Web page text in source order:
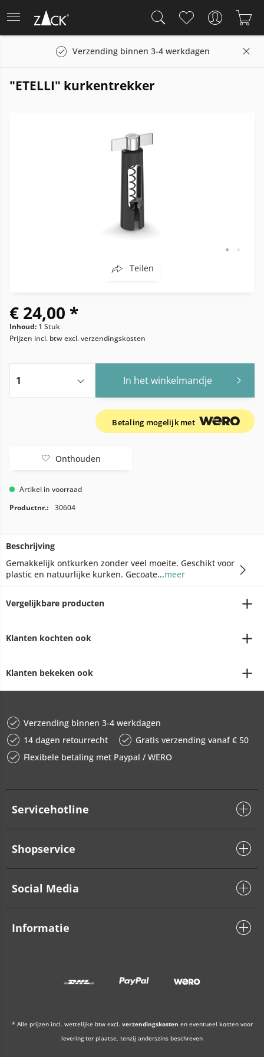
Verzending binnen 3-4 werkdagen
"ETELLI" kurkentrekker
Teilen
€ 24,00 *
Inhoud: 1 Stuk
Prijzen incl. btwexcl. verzendingskosten
In het winkelmandje
Betaling mogelijk met
Onthouden
Artikel in voorraad
Productnr.:
30604
Beschrijving
Gemakkelijk ontkurken zonder veel moeite. Geschikt voor
plastic en natuurlijke kurken. Gecoate...meer
Vergelijkbare producten
Klanten kochten ook
Klanten bekeken ook
Verzending binnen 3-4 werkdagen
14 dagen retourrecht
Gratis verzending vanaf € 50
Flexibele betaling met Paypal / WERO
Servicehotline
Shopservice
Social Media
Informatie
* Alle prijzen incl. wettelijke btw excl. verzendingskosten en eventueel kosten voor
levering ter plaatse, tenzij anderszins beschreven